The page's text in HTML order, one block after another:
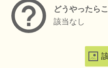
どうやったら
該当なし